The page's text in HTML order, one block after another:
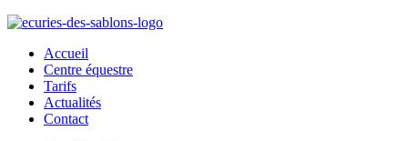
Accueil
Centre équestre
Tarifs
Actualités
Contact